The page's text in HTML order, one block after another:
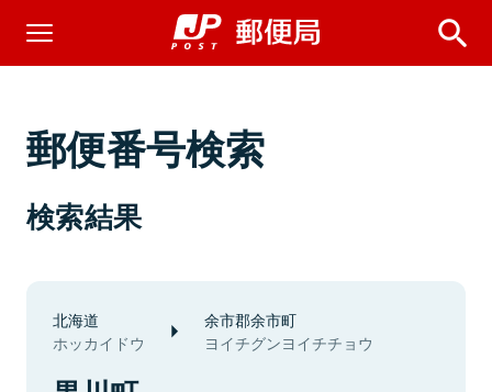
郵便番号検索
検索結果
北海道
ホッカイドウ
余市郡余市町
ヨイチグンヨイチチョウ